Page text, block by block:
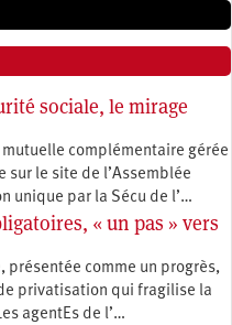
sociale, le mirage
complémentaire gérée
sur le site de l’Assemblée
unique par la Sécu de l’…
« un pas » vers
présentée comme un progrès,
privatisation qui fragilise la
agentEs de l’…